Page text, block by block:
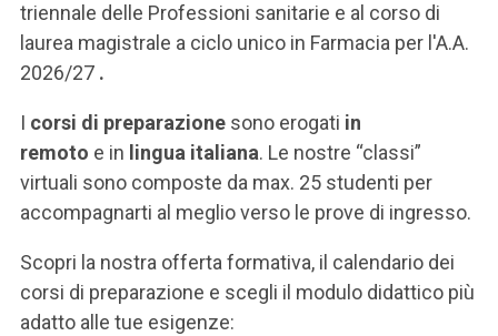
triennale delle Professioni sanitarie e al corso di
laurea magistrale a ciclo unico in Farmacia per l'A.A.
2026/27 .
I corsi di preparazione sono erogati in
remoto e in lingua italiana. Le nostre “classi”
virtuali sono composte da max. 25 studenti per
accompagnarti al meglio verso le prove di ingresso.
Scopri la nostra offerta formativa, il calendario dei
corsi di preparazione e scegli il modulo didattico più
adatto alle tue esigenze: